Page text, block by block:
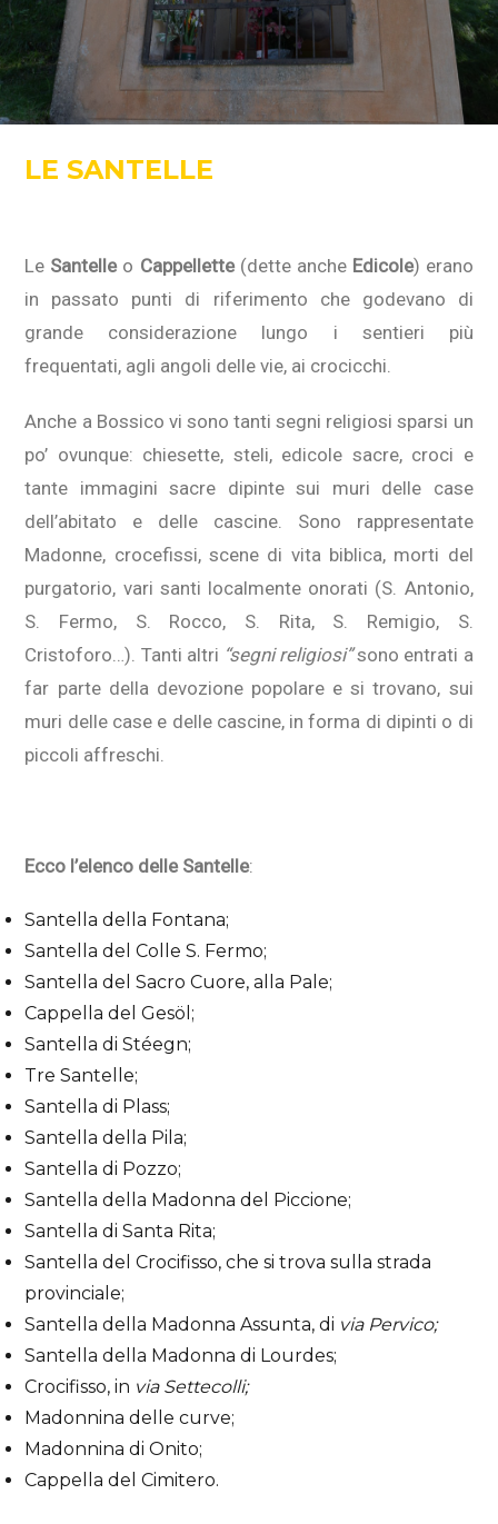
LE SANTELLE
Le Santelleo Cappellette(dette anche Edicole) erano
in passato punti di riferimento che godevano di
grande considerazione lungo i sentieri più
frequentati, agli angoli delle vie, ai crocicchi.
Anche a Bossico vi sono tanti segni religiosi sparsi un
po’ ovunque: chiesette, steli, edicole sacre, croci e
tante immagini sacre dipinte sui muri delle case
dell’abitato e delle cascine. Sono rappresentate
Madonne, crocefissi, scene di vita biblica, morti del
purgatorio, vari santi localmente onorati (S. Antonio,
S. Fermo, S. Rocco, S. Rita, S. Remigio, S.
Cristoforo…). Tanti altri “segni religiosi”sono entrati a
far parte della devozione popolare e si trovano, sui
muri delle case e delle cascine, in forma di dipinti o di
piccoli affreschi.
Ecco l’elenco delle Santelle:
Santella della Fontana;
Santella del Colle S. Fermo;
Santella del Sacro Cuore, alla Pale;
Cappella del Gesöl;
Santella di Stéegn;
Tre Santelle;
Santella di Plass;
Santella della Pila;
Santella di Pozzo;
Santella della Madonna del Piccione;
Santella di Santa Rita;
Santella del Crocifisso, che si trova sulla strada
provinciale;
Santella della Madonna Assunta, di via Pervico;
Santella della Madonna di Lourdes;
Crocifisso, in via Settecolli;
Madonnina delle curve;
Madonnina di Onito;
Cappella del Cimitero.